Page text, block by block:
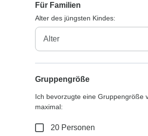
Für Familien
Alter des jüngsten Kindes:
Gruppengröße
Ich bevorzugte eine Gruppengröße
maximal:
20 Personen